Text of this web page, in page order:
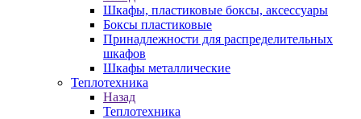
Шкафы, пластиковые боксы, аксессуары
Боксы пластиковые
Принадлежности для распределительных
шкафов
Шкафы металлические
Теплотехника
Назад
Теплотехника